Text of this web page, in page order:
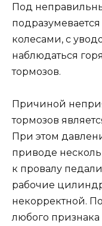
Под
колесами, с
наблюдаться
тормозов.
Причиной
тормозов
При этом
приводе
к провалу
рабочие
некорректной.
любого